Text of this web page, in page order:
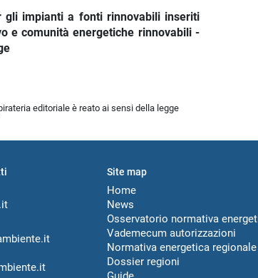
gli impianti a fonti rinnovabili inseriti
e comunità energetiche rinnovabili -
editoriale è reato ai sensi della legge
Site map
Home
News
Osservatorio normativa
Vademecum autorizzazioni
Normativa energetica regionale
Dossier regioni